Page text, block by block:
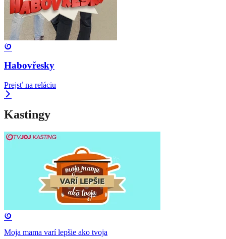
Habovřesky
Prejsť na reláciu
Kastingy
Moja mama varí lepšie ako tvoja